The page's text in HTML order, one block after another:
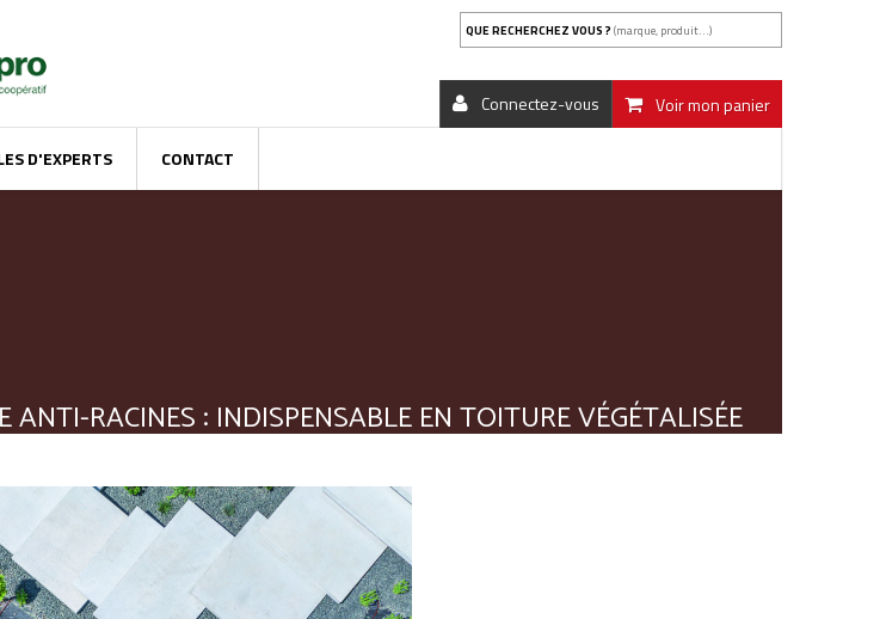
QUE RECHERCHEZ VOUS ? (marque, produit...)
Voir mon panier
Connectez-vous
D'EXPERTS CONTACT
ANTI-RACINES : INDISPENSABLE EN TOITURE VÉGÉTALISÉE